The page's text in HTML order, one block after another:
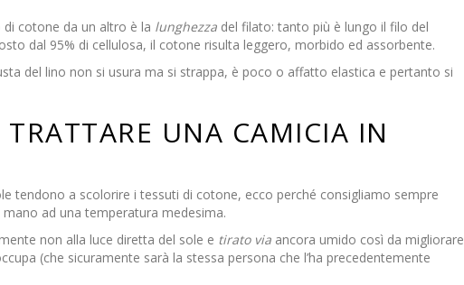
cotone da un altro è la lunghezza del filato: tanto più è lungo il filo del
dal 95% di cellulosa, il cotone risultaleggero,morbido ed assorbente.
del lino non si usura ma si strappa, è poco o affatto elastica e pertanto si
TRATTARE UNA CAMICIA IN
tendono a scolorire i tessuti di cotone, ecco perché consigliamo sempre
mano ad una temperatura medesima.
non alla luce diretta del sole e tirato via ancora umido così da migliorare
(che sicuramente sarà la stessa persona che l’ha precedentemente